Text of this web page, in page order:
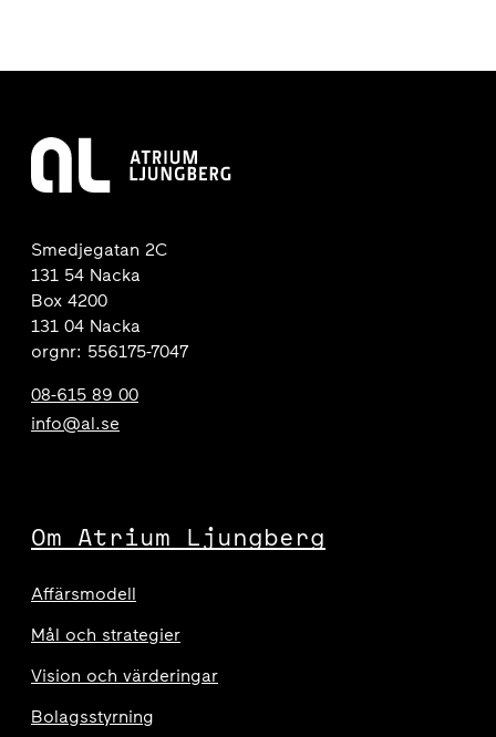
Smedjegatan 2C
131 54 Nacka
Box 4200
131 04 Nacka
orgnr: 556175-7047
08-615 89 00
info@al.se
Om Atrium Ljungberg
Affärsmodell
Mål och strategier
Vision och värderingar
Bolagsstyrning